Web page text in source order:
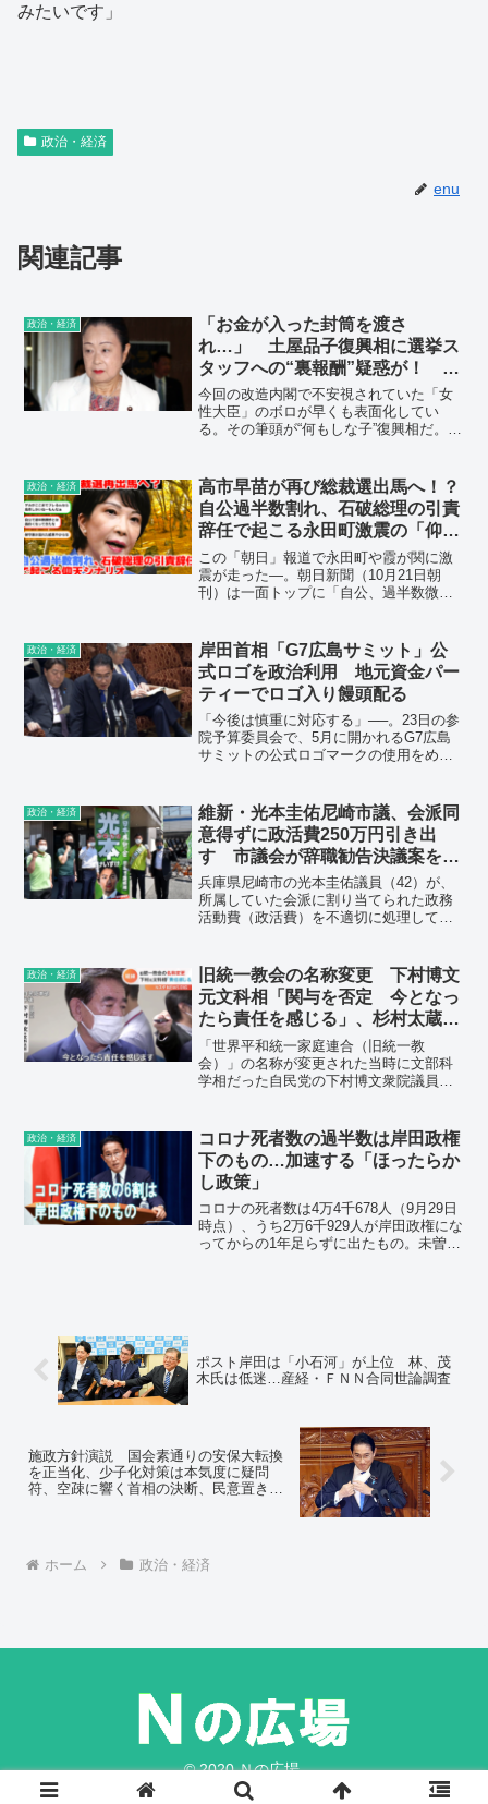
みたいです」
政治・経済
enu
関連記事
政治・経済
「お金が入った封筒を渡さ
れ…」 土屋品子復興相に選挙ス
タッフへの“裏報酬”疑惑が！
「政策担当秘書」と“男女の関
係”と地元ではうわさに
今回の改造内閣で不安視されていた「女
性大臣」のボロが早くも表面化してい
る。その筆頭が“何もしな子”復興相だ。兼
には公選法に抵触する「裏報酬」まで握
らせていた――。
政治・経済
高市早苗が再び総裁選出馬へ！？
自公過半数割れ、石破総理の引責
辞任で起こる永田町激震の「仰天
シナリオ」
この「朝日」報道で永田町や霞が関に激
震が走った―。朝日新聞（10月21日朝
刊）は一面トップに「自公、過半数微妙
のように報じた。
政治・経済
岸田首相「G7広島サミット」公
式ロゴを政治利用 地元資金パー
ティーでロゴ入り饅頭配る
「今後は慎重に対応する」──。23日の参
院予算委員会で、5月に開かれるG7広島
サミットの公式ロゴマークの使用をめぐ
ットの政治利用が甚だしい。
政治・経済
維新・光本圭佑尼崎市議、会派同
意得ずに政活費250万円引き出
す 市議会が辞職勧告決議案を提
出へ、可決の見通し
兵庫県尼崎市の光本圭佑議員（42）が、
所属していた会派に割り当てられた政務
活動費（政活費）を不適切に処理してい
る方針を固めた。28日の本会議に提出さ
れ、可決される見込み。
政治・経済
旧統一教会の名称変更 下村博文
元文科相「関与を否定 今となっ
たら責任を感じる」、杉村太蔵氏
「下村氏への忖度」
「世界平和統一家庭連合（旧統一教
会）」の名称が変更された当時に文部科
学相だった自民党の下村博文衆院議員は4
どの被害が生じる可能性を踏まえ、「大
臣だったので、（状況を）踏まえながら
考えていく必要があった」とした。
政治・経済
コロナ死者数の過半数は岸田政権
下のもの…加速する「ほったらか
し政策」
コロナの死者数は4万4千678人（9月29日
時点）、うち2万6千929人が岸田政権にな
ってからの1年足らずに出たもの。未曽有
ポスト岸田は「小石河」が上位 林、茂
木氏は低迷…産経・ＦＮＮ合同世論調査
施政方針演説 国会素通りの安保大転換
を正当化、少子化対策は本気度に疑問
符、空疎に響く首相の決断、民意置き去
ホーム 政治・経済
© 2020 Ｎの広場.